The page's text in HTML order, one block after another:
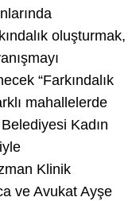
oluşturmak,
“Farkındalık
mahallelerde
Kadın
Klinik
ve Avukat Ayşe